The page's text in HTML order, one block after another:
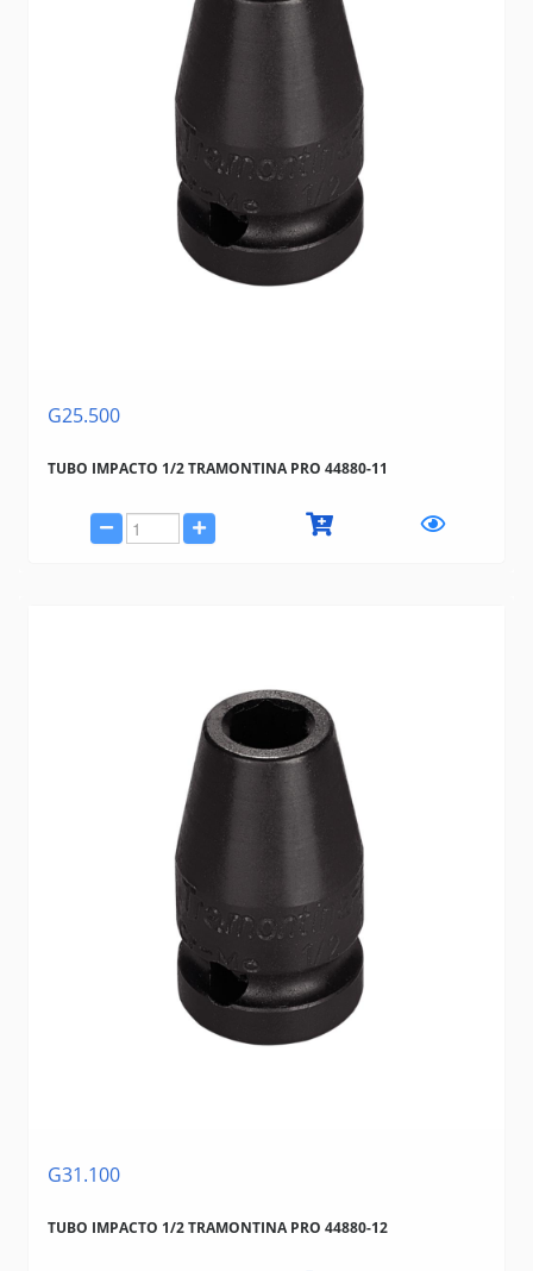
G25.500
TUBO IMPACTO 1/2 TRAMONTINA PRO 44880-11
G31.100
TUBO IMPACTO 1/2 TRAMONTINA PRO 44880-12